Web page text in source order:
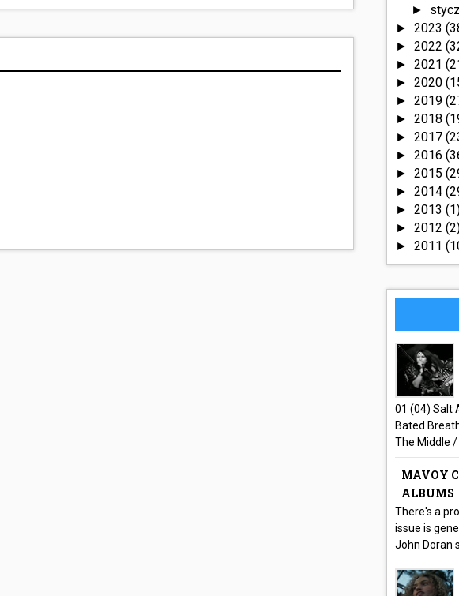
►
►2023
►2022
►2021
►2020
►2019
►2018
►2017
►2016
►2015
►2014
►2013
►2012
►2011
01 (04) Salt
Bated
The Middle /
MAVOY
ALBUMS
There's a
issue is
John Doran